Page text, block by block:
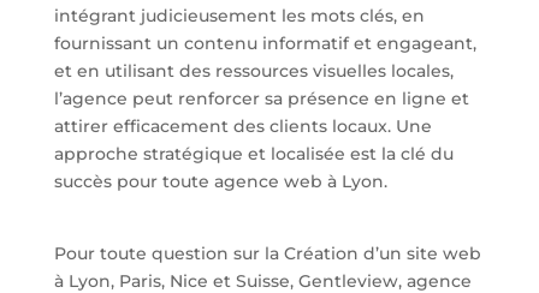
intégrant judicieusement les mots clés, en
fournissant un contenu informatif et engageant,
et en utilisant des ressources visuelles locales,
l’agence peut renforcer sa présence en ligne et
attirer efficacement des clients locaux. Une
approche stratégique et localisée est la clé du
succès pour toute agence web à Lyon.
Pour toute question sur la Création d’un site web
à Lyon, Paris, Nice et Suisse, Gentleview, agence